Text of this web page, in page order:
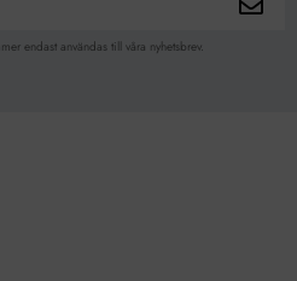
endast användas till våra nyhetsbrev.